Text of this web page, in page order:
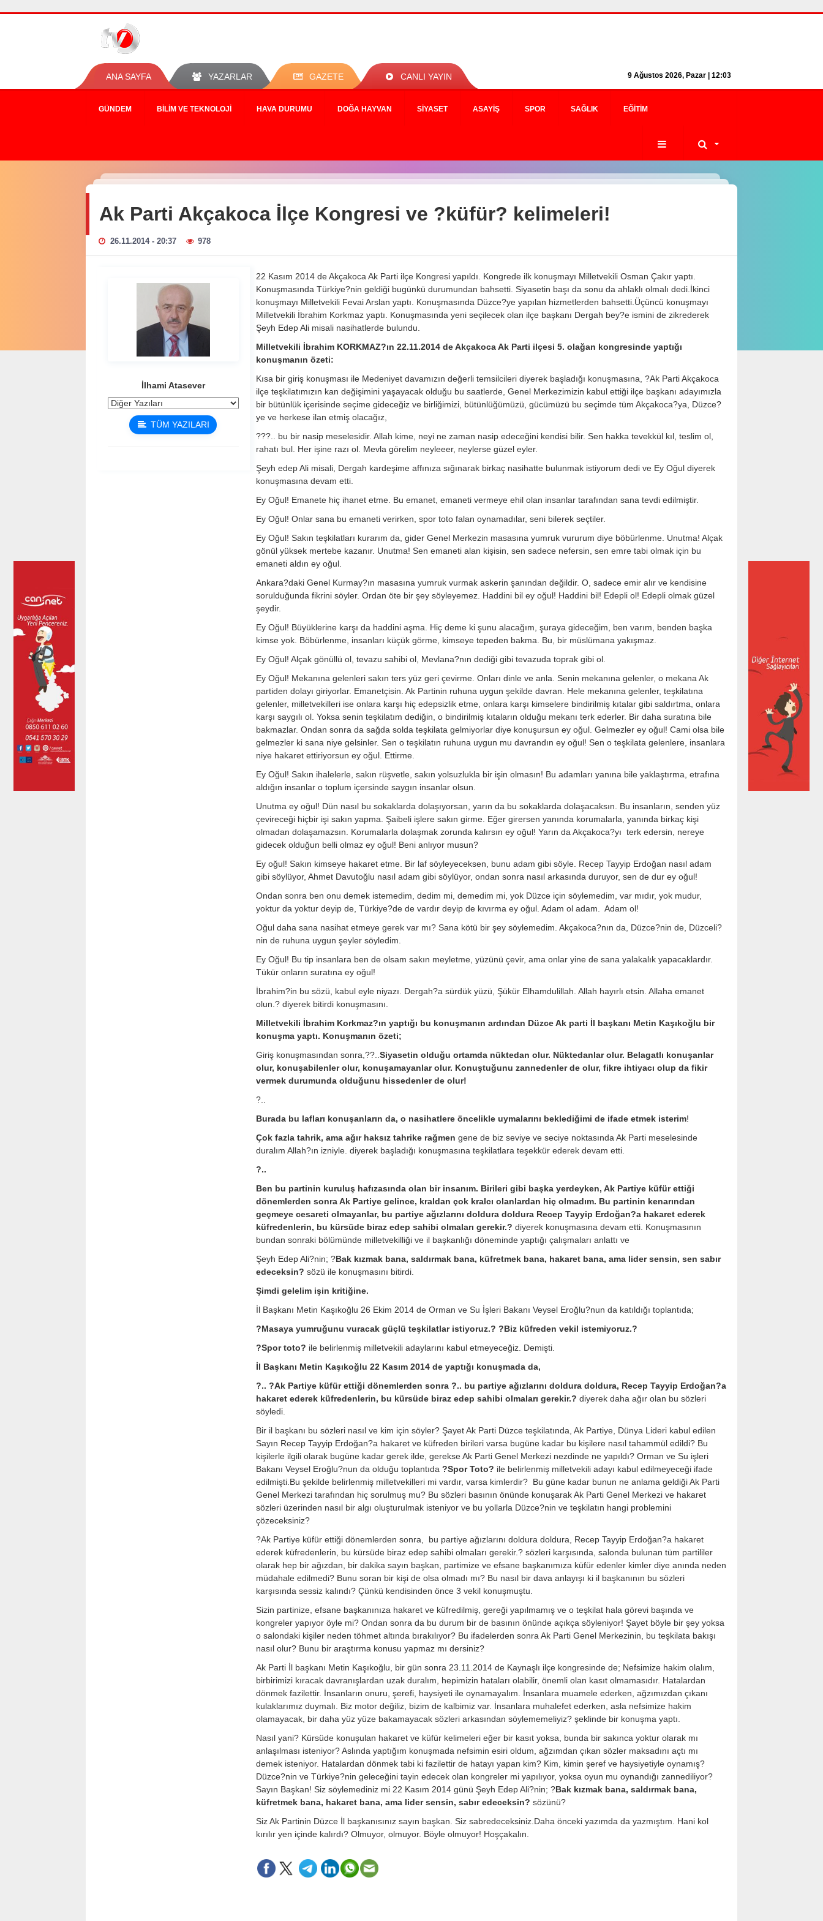
ANA SAYFA YAZARLAR GAZETE CANLI YAYIN 9 Ağustos 2026, Pazar | 12:03
GÜNDEM BILIM VE TEKNOLOJI HAVA DURUMU DOĞA HAYVAN SIYASET ASAYIŞ SPOR SAĞLIK EĞITIM
Ak Parti Akçakoca İlçe Kongresi ve ?küfür? kelimeleri!
26.11.2014 - 20:37 978
İlhami Atasever
TÜM YAZILARI
22 Kasım 2014 de Akçakoca Ak Parti ilçe Kongresi yapıldı. Kongrede ilk konuşmayı Milletvekili Osman Çakır yaptı.
Konuşmasında Türkiye?nin geldiği bugünkü durumundan bahsetti. Siyasetin başı da sonu da ahlaklı olmalı dedi.İkinci
konuşmayı Milletvekili Fevai Arslan yaptı. Konuşmasında Düzce?ye yapılan hizmetlerden bahsetti.Üçüncü konuşmayı
Milletvekili İbrahim Korkmaz yaptı. Konuşmasında yeni seçilecek olan ilçe başkanı Dergah bey?e ismini de zikrederek
Şeyh Edep Ali misali nasihatlerde bulundu.
Milletvekili İbrahim KORKMAZ?ın 22.11.2014 de Akçakoca Ak Parti ilçesi 5. olağan kongresinde yaptığı
konuşmanın özeti:
Kısa bir giriş konuşması ile Medeniyet davamızın değerli temsilcileri diyerek başladığı konuşmasına, ?Ak Parti Akçakoca
ilçe teşkilatımızın kan değişimini yaşayacak olduğu bu saatlerde, Genel Merkezimizin kabul ettiği ilçe başkanı adayımızla
bir bütünlük içerisinde seçime gideceğiz ve birliğimizi, bütünlüğümüzü, gücümüzü bu seçimde tüm Akçakoca?ya, Düzce?
ye ve herkese ilan etmiş olacağız,
???.. bu bir nasip meselesidir. Allah kime, neyi ne zaman nasip edeceğini kendisi bilir. Sen hakka tevekkül kıl, teslim ol,
rahatı bul. Her işine razı ol. Mevla görelim neyleeer, neylerse güzel eyler.
Şeyh edep Ali misali, Dergah kardeşime affınıza sığınarak birkaç nasihatte bulunmak istiyorum dedi ve Ey Oğul diyerek
konuşmasına devam etti.
Ey Oğul! Emanete hiç ihanet etme. Bu emanet, emaneti vermeye ehil olan insanlar tarafından sana tevdi edilmiştir.
Ey Oğul! Onlar sana bu emaneti verirken, spor toto falan oynamadılar, seni bilerek seçtiler.
Ey Oğul! Sakın teşkilatları kurarım da, gider Genel Merkezin masasına yumruk vururum diye böbürlenme. Unutma! Alçak
gönül yüksek mertebe kazanır. Unutma! Sen emaneti alan kişisin, sen sadece nefersin, sen emre tabi olmak için bu
emaneti aldın ey oğul.
Ankara?daki Genel Kurmay?ın masasına yumruk vurmak askerin şanından değildir. O, sadece emir alır ve kendisine
sorulduğunda fikrini söyler. Ordan öte bir şey söyleyemez. Haddini bil ey oğul! Haddini bil! Edepli ol! Edepli olmak güzel
şeydir.
Ey Oğul! Büyüklerine karşı da haddini aşma. Hiç deme ki şunu alacağım, şuraya gideceğim, ben varım, benden başka
kimse yok. Böbürlenme, insanları küçük görme, kimseye tepeden bakma. Bu, bir müslümana yakışmaz.
Ey Oğul! Alçak gönüllü ol, tevazu sahibi ol, Mevlana?nın dediği gibi tevazuda toprak gibi ol.
Ey Oğul! Mekanına gelenleri sakın ters yüz geri çevirme. Onları dinle ve anla. Senin mekanına gelenler, o mekana Ak
partiden dolayı giriyorlar. Emanetçisin. Ak Partinin ruhuna uygun şekilde davran. Hele mekanına gelenler, teşkilatına
gelenler, milletvekilleri ise onlara karşı hiç edepsizlik etme, onlara karşı kimselere bindirilmiş kıtalar gibi saldırtma, onlara
karşı saygılı ol. Yoksa senin teşkilatım dediğin, o bindirilmiş kıtaların olduğu mekanı terk ederler. Bir daha suratına bile
bakmazlar. Ondan sonra da sağda solda teşkilata gelmiyorlar diye konuşursun ey oğul. Gelmezler ey oğul! Cami olsa bile
gelmezler ki sana niye gelsinler. Sen o teşkilatın ruhuna uygun mu davrandın ey oğul! Sen o teşkilata gelenlere, insanlara
niye hakaret ettiriyorsun ey oğul. Ettirme.
Ey Oğul! Sakın ihalelerle, sakın rüşvetle, sakın yolsuzlukla bir işin olmasın! Bu adamları yanına bile yaklaştırma, etrafına
aldığın insanlar o toplum içersinde saygın insanlar olsun.
Unutma ey oğul! Dün nasıl bu sokaklarda dolaşıyorsan, yarın da bu sokaklarda dolaşacaksın. Bu insanların, senden yüz
çevireceği hiçbir işi sakın yapma. Şaibeli işlere sakın girme. Eğer girersen yanında korumalarla, yanında birkaç kişi
olmadan dolaşamazsın. Korumalarla dolaşmak zorunda kalırsın ey oğul! Yarın da Akçakoca?yı terk edersin, nereye
gidecek olduğun belli olmaz ey oğul! Beni anlıyor musun?
Ey oğul! Sakın kimseye hakaret etme. Bir laf söyleyeceksen, bunu adam gibi söyle. Recep Tayyip Erdoğan nasıl adam
gibi söylüyor, Ahmet Davutoğlu nasıl adam gibi söylüyor, ondan sonra nasıl arkasında duruyor, sen de dur ey oğul!
Ondan sonra ben onu demek istemedim, dedim mi, demedim mi, yok Düzce için söylemedim, var mıdır, yok mudur,
yoktur da yoktur deyip de, Türkiye?de de vardır deyip de kıvırma ey oğul. Adam ol adam. Adam ol!
Oğul daha sana nasihat etmeye gerek var mı? Sana kötü bir şey söylemedim. Akçakoca?nın da, Düzce?nin de, Düzceli?
nin de ruhuna uygun şeyler söyledim.
Ey Oğul! Bu tip insanlara ben de olsam sakın meyletme, yüzünü çevir, ama onlar yine de sana yalakalık yapacaklardır.
Tükür onların suratına ey oğul!
İbrahim?in bu sözü, kabul eyle niyazı. Dergah?a sürdük yüzü, Şükür Elhamdulillah. Allah hayırlı etsin. Allaha emanet
olun.? diyerek bitirdi konuşmasını.
Milletvekili İbrahim Korkmaz?ın yaptığı bu konuşmanın ardından Düzce Ak parti İl başkanı Metin Kaşıkoğlu bir
konuşma yaptı. Konuşmanın özeti;
Giriş konuşmasından sonra,??.. Siyasetin olduğu ortamda nüktedan olur. Nüktedanlar olur. Belagatlı konuşanlar
olur, konuşabilenler olur, konuşamayanlar olur. Konuştuğunu zannedenler de olur, fikre ihtiyacı olup da fikir
vermek durumunda olduğunu hissedenler de olur!
?..
Burada bu lafları konuşanların da, o nasihatlere öncelikle uymalarını beklediğimi de ifade etmek isterim!
Çok fazla tahrik, ama ağır haksız tahrike rağmen gene de biz seviye ve seciye noktasında Ak Parti meselesinde
duralım Allah?ın izniyle. diyerek başladığı konuşmasına teşkilatlara teşekkür ederek devam etti.
?..
Ben bu partinin kuruluş hafızasında olan bir insanım. Birileri gibi başka yerdeyken, Ak Partiye küfür ettiği
dönemlerden sonra Ak Partiye gelince, kraldan çok kralcı olanlardan hiç olmadım. Bu partinin kenarından
geçmeye cesareti olmayanlar, bu partiye ağızlarını doldura doldura Recep Tayyip Erdoğan?a hakaret ederek
küfredenlerin, bu kürsüde biraz edep sahibi olmaları gerekir.? diyerek konuşmasına devam etti. Konuşmasının
bundan sonraki bölümünde milletvekilliği ve il başkanlığı döneminde yaptığı çalışmaları anlattı ve
Şeyh Edep Ali?nin; ?Bak kızmak bana, saldırmak bana, küfretmek bana, hakaret bana, ama lider sensin, sen sabır
edeceksin? sözü ile konuşmasını bitirdi.
Şimdi gelelim işin kritiğine.
İl Başkanı Metin Kaşıkoğlu 26 Ekim 2014 de Orman ve Su İşleri Bakanı Veysel Eroğlu?nun da katıldığı toplantıda;
?Masaya yumruğunu vuracak güçlü teşkilatlar istiyoruz.? ?Biz küfreden vekil istemiyoruz.?
?Spor toto? ile belirlenmiş milletvekili adaylarını kabul etmeyeceğiz. Demişti.
İl Başkanı Metin Kaşıkoğlu 22 Kasım 2014 de yaptığı konuşmada da,
?.. ?Ak Partiye küfür ettiği dönemlerden sonra ?.. bu partiye ağızlarını doldura doldura, Recep Tayyip Erdoğan?a
hakaret ederek küfredenlerin, bu kürsüde biraz edep sahibi olmaları gerekir.? diyerek daha ağır olan bu sözleri
söyledi.
Bir il başkanı bu sözleri nasıl ve kim için söyler? Şayet Ak Parti Düzce teşkilatında, Ak Partiye, Dünya Lideri kabul edilen
Sayın Recep Tayyip Erdoğan?a hakaret ve küfreden birileri varsa bugüne kadar bu kişilere nasıl tahammül edildi? Bu
kişilerle ilgili olarak bugüne kadar gerek ilde, gerekse Ak Parti Genel Merkezi nezdinde ne yapıldı? Orman ve Su işleri
Bakanı Veysel Eroğlu?nun da olduğu toplantıda ?Spor Toto? ile belirlenmiş milletvekili adayı kabul edilmeyeceği ifade
edilmişti.Bu şekilde belirlenmiş milletvekilleri mi vardır, varsa kimlerdir? Bu güne kadar bunun ne anlama geldiği Ak Parti
Genel Merkezi tarafından hiç sorulmuş mu? Bu sözleri basının önünde konuşarak Ak Parti Genel Merkezi ve hakaret
sözleri üzerinden nasıl bir algı oluşturulmak isteniyor ve bu yollarla Düzce?nin ve teşkilatın hangi problemini
çözeceksiniz?
?Ak Partiye küfür ettiği dönemlerden sonra, bu partiye ağızlarını doldura doldura, Recep Tayyip Erdoğan?a hakaret
ederek küfredenlerin, bu kürsüde biraz edep sahibi olmaları gerekir.? sözleri karşısında, salonda bulunan tüm partililer
olarak hep bir ağızdan, bir dakika sayın başkan, partimize ve efsane başkanımıza küfür edenler kimler diye anında neden
müdahale edilmedi? Bunu soran bir kişi de olsa olmadı mı? Bu nasıl bir dava anlayışı ki il başkanının bu sözleri
karşısında sessiz kalındı? Çünkü kendisinden önce 3 vekil konuşmuştu.
Sizin partinize, efsane başkanınıza hakaret ve küfredilmiş, gereği yapılmamış ve o teşkilat hala görevi başında ve
kongreler yapıyor öyle mi? Ondan sonra da bu durum bir de basının önünde açıkça söyleniyor! Şayet böyle bir şey yoksa
o salondaki kişiler neden töhmet altında bırakılıyor? Bu ifadelerden sonra Ak Parti Genel Merkezinin, bu teşkilata bakışı
nasıl olur? Bunu bir araştırma konusu yapmaz mı dersiniz?
Ak Parti İl başkanı Metin Kaşıkoğlu, bir gün sonra 23.11.2014 de Kaynaşlı ilçe kongresinde de; Nefsimize hakim olalım,
birbirimizi kıracak davranışlardan uzak duralım, hepimizin hataları olabilir, önemli olan kasıt olmamasıdır. Hatalardan
dönmek fazilettir. İnsanların onuru, şerefi, haysiyeti ile oynamayalım. İnsanlara muamele ederken, ağzımızdan çıkanı
kulaklarımız duymalı. Biz motor değiliz, bizim de kalbimiz var. İnsanlara muhalefet ederken, asla nefsimize hakim
olamayacak, bir daha yüz yüze bakamayacak sözleri arkasından söylememeliyiz? şeklinde bir konuşma yaptı.
Nasıl yani? Kürsüde konuşulan hakaret ve küfür kelimeleri eğer bir kasıt yoksa, bunda bir sakınca yoktur olarak mı
anlaşılması isteniyor? Aslında yaptığım konuşmada nefsimin esiri oldum, ağzımdan çıkan sözler maksadını açtı mı
demek isteniyor. Hatalardan dönmek tabi ki fazilettir de hatayı yapan kim? Kim, kimin şeref ve haysiyetiyle oynamış?
Düzce?nin ve Türkiye?nin geleceğini tayin edecek olan kongreler mi yapılıyor, yoksa oyun mu oynandığı zannediliyor?
Sayın Başkan! Siz söylemediniz mi 22 Kasım 2014 günü Şeyh Edep Ali?nin; ?Bak kızmak bana, saldırmak bana,
küfretmek bana, hakaret bana, ama lider sensin, sabır edeceksin? sözünü?
Siz Ak Partinin Düzce İl başkanısınız sayın başkan. Siz sabredeceksiniz.Daha önceki yazımda da yazmıştım. Hani kol
kırılır yen içinde kalırdı? Olmuyor, olmuyor. Böyle olmuyor! Hoşçakalın.